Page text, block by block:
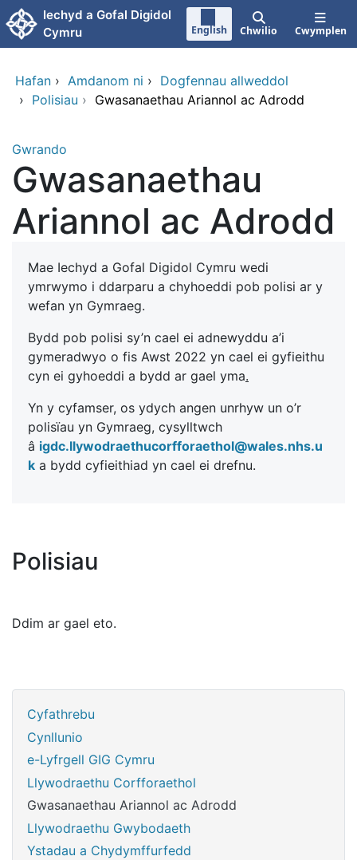
Neidio i'r prif gynnwy
Iechyd a Gofal Digidol
Cymru
English Chwilio Cwymplen
Hafan › Amdanom ni › Dogfennau allweddol
› Polisiau › Gwasanaethau Ariannol ac Adrodd
Gwrando
Gwasanaethau
Ariannol ac Adrodd
Mae Iechyd a Gofal Digidol Cymru wedi
ymrwymo i ddarparu a chyhoeddi pob polisi ar y
wefan yn Gymraeg.
Bydd pob polisi sy’n cael ei adnewyddu a’i
gymeradwyo o fis Awst 2022 yn cael ei gyfieithu
cyn ei gyhoeddi a bydd ar gael yma.
Yn y cyfamser, os ydych angen unrhyw un o’r
polisïau yn Gymraeg, cysylltwch
â igdc.llywodraethucorfforaethol@wales.nhs.u
k a bydd cyfieithiad yn cael ei drefnu.
Polisiau
Ddim ar gael eto.
Cyfathrebu
Cynllunio
e-Lyfrgell GIG Cymru
Llywodraethu Corfforaethol
Gwasanaethau Ariannol ac Adrodd
Llywodraethu Gwybodaeth
Ystadau a Chydymffurfedd